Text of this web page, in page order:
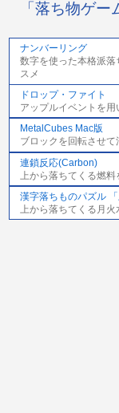
「落ち物ゲ
ナンバーリング
数字を使った本格派
スメ
ドロップ・ファイト
アップルイベントを
MetalCubes Mac版
ブロックを回転させて
連鎖反応(Carbon)
上から落ちてくる燃
漢字落ちものパズル 「
上から落ちてくる月